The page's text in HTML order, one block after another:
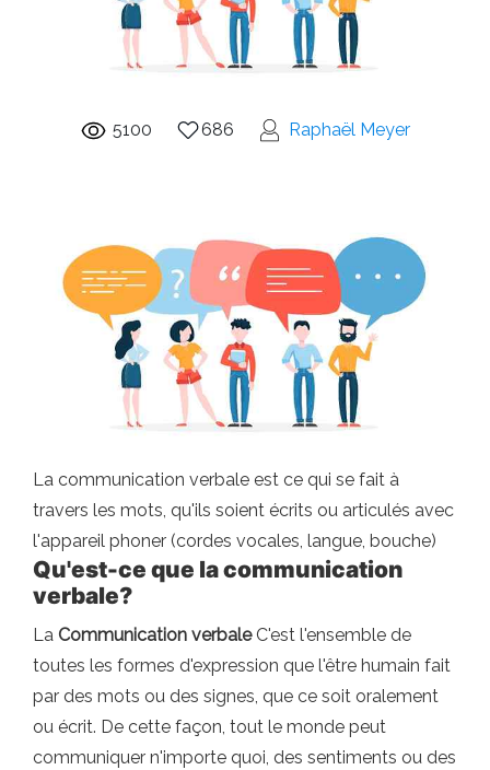
5100 686 Raphaël Meyer
La communication verbale est ce qui se fait à
travers les mots, qu'ils soient écrits ou articulés avec
l'appareil phoner (cordes vocales, langue, bouche)
Qu'est-ce que la communication
verbale?
La Communication verbaleC'est l'ensemble de
toutes les formes d'expression que l'être humain fait
par des mots ou des signes, que ce soit oralement
ou écrit. De cette façon, tout le monde peut
communiquer n'importe quoi, des sentiments ou des